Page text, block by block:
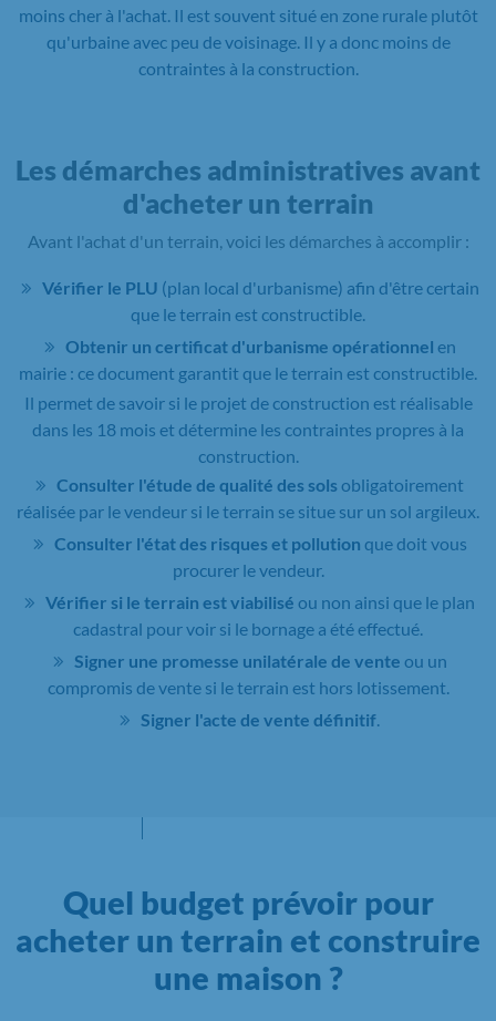
moins cher à l'achat. Il est souvent situé en zone rurale plutôt
qu'urbaine avec peu de voisinage. Il y a donc moins de
contraintes à la construction.
Les démarches administratives avant
d'acheter un terrain
Avant l'achat d'un terrain, voici les démarches à accomplir :
Vérifier le PLU (plan local d'urbanisme) afin d'être certain
que le terrain est constructible.
Obtenir un certificat d'urbanisme opérationnel en
mairie : ce document garantit que le terrain est constructible.
Il permet de savoir si le projet de construction est réalisable
dans les 18 mois et détermine les contraintes propres à la
construction.
Consulter l'étude de qualité des sols obligatoirement
réalisée par le vendeur si le terrain se situe sur un sol argileux.
Consulter l'état des risques et pollution que doit vous
procurer le vendeur.
Vérifier si le terrain est viabilisé ou non ainsi que le plan
cadastral pour voir si le bornage a été effectué.
Signer une promesse unilatérale de vente ou un
compromis de vente si le terrain est hors lotissement.
Signer l'acte de vente définitif
Quel budget prévoir pour
acheter un terrain et construire
une maison ?